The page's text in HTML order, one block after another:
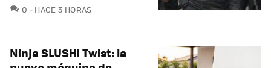
0 COMENTARIOS
HACE 3 HORAS
Ninja SLUSHi Twist: la